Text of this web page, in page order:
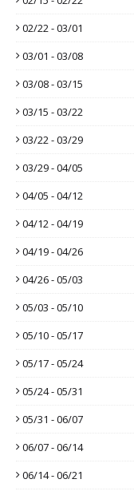
02/22 - 03/01
03/01 - 03/08
03/08 - 03/15
03/15 - 03/22
03/22 - 03/29
03/29 - 04/05
04/05 - 04/12
04/12 - 04/19
04/19 - 04/26
04/26 - 05/03
05/03 - 05/10
05/10 - 05/17
05/17 - 05/24
05/24 - 05/31
05/31 - 06/07
06/07 - 06/14
06/14 - 06/21